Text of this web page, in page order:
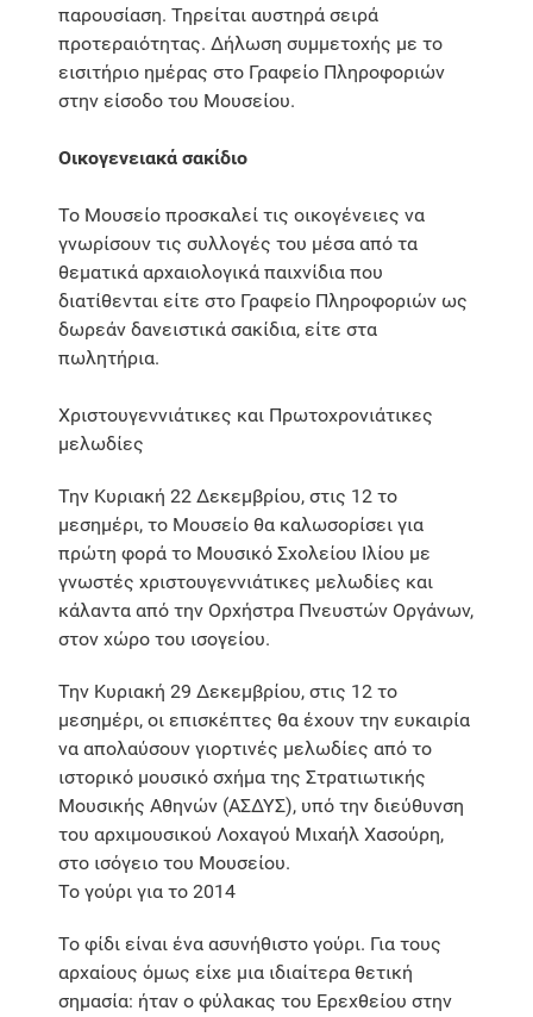
παρουσίαση. Τηρείται αυστηρά σειρά
προτεραιότητας. Δήλωση συμμετοχής με το
εισιτήριο ημέρας στο Γραφείο Πληροφοριών
στην είσοδο του Μουσείου.
Οικογενειακά σακίδιο
Το Μουσείο προσκαλεί τις οικογένειες να
γνωρίσουν τις συλλογές του μέσα από τα
θεματικά αρχαιολογικά παιχνίδια που
διατίθενται είτε στο Γραφείο Πληροφοριών ως
δωρεάν δανειστικά σακίδια, είτε στα
πωλητήρια.
Χριστουγεννιάτικες και Πρωτοχρονιάτικες
μελωδίες
Την Κυριακή 22 Δεκεμβρίου, στις 12 το
μεσημέρι, το Μουσείο θα καλωσορίσει για
πρώτη φορά το Μουσικό Σχολείου Ιλίου με
γνωστές χριστουγεννιάτικες μελωδίες και
κάλαντα από την Ορχήστρα Πνευστών Οργάνων,
στον χώρο του ισογείου.
Την Κυριακή 29 Δεκεμβρίου, στις 12 το
μεσημέρι, οι επισκέπτες θα έχουν την ευκαιρία
να απολαύσουν γιορτινές μελωδίες από το
ιστορικό μουσικό σχήμα της Στρατιωτικής
Μουσικής Αθηνών (ΑΣΔΥΣ), υπό την διεύθυνση
του αρχιμουσικού Λοχαγού Μιχαήλ Χασούρη,
στο ισόγειο του Μουσείου.
Το γούρι για το 2014
Το φίδι είναι ένα ασυνήθιστο γούρι. Για τους
αρχαίους όμως είχε μια ιδιαίτερα θετική
σημασία: ήταν ο φύλακας του Ερεχθείου στην